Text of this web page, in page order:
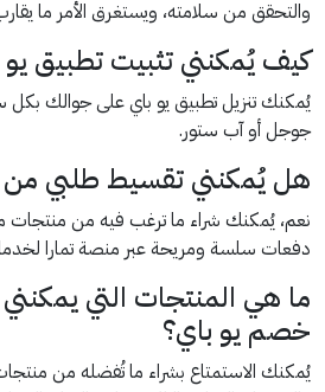
والتحقق من سلامته، ويستغرق الأمر ما يقارب من 7 إلى 10
كيف يُمكنني تثبيت تطبيق
يُمكنك تنزيل تطبيق يو باي على جوالك
جوجل أو آب ستور.
هل يُمكنني تقسيط طلبي من
نعم، يُمكنك شراء ما ترغب فيه من منتجات
دفعات سلسة ومريحة عبر منصة تمارا
ما هي المنتجات التي يمكنني
خصم يو باي؟
يُمكنك الاستمتاع بشراء ما تُفضله من